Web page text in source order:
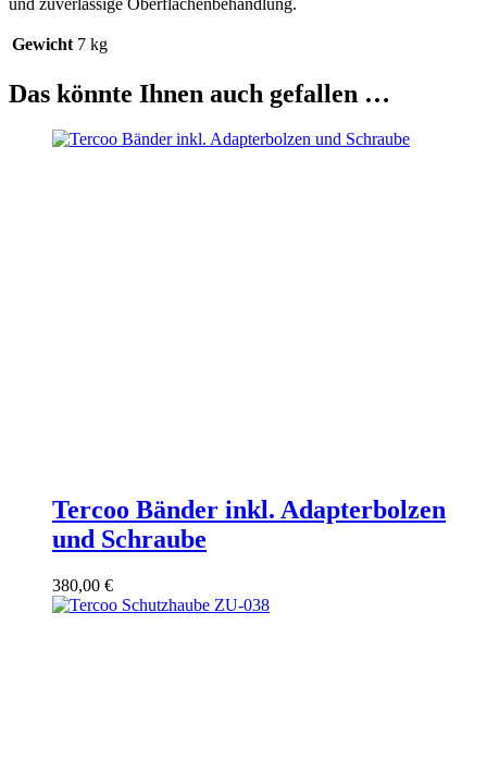
Gewicht 7 kg
Das könnte Ihnen auch gefallen …
Tercoo Bänder inkl. Adapterbolzen
und Schraube
380,00 €